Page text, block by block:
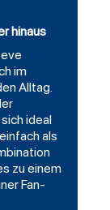
hinaus
im
Alltag.
ideal
als
zu einem
Fan-